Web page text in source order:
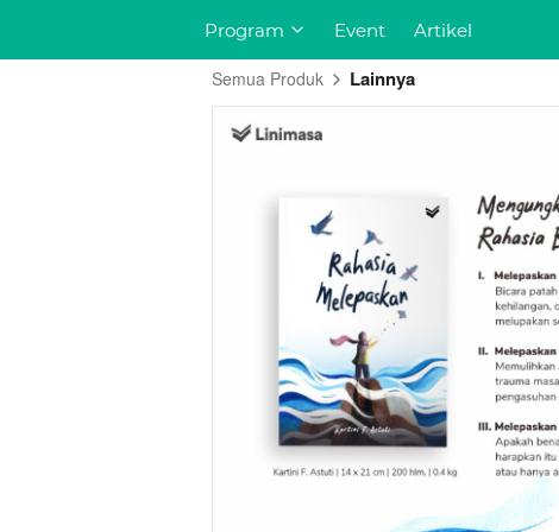
Program Event Artikel
Program Event Artikel
Semua Produk Lainnya